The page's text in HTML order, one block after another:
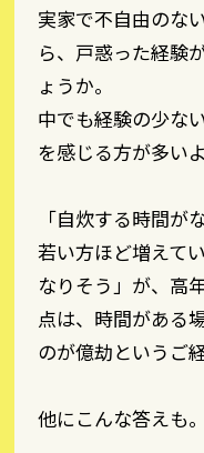
実家で不自由のな
ら、戸惑った経験
ょうか。
中でも経験の少な
を感じる方が多いよ
「自炊する時間が
若い方ほど増えて
なりそう」が、高
点は、時間がある
のが億劫というご
他にこんな答えも。